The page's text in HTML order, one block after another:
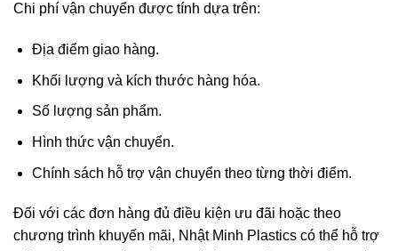
Chi phí vận chuyển được tính dựa trên:
Địa điểm giao hàng.
Khối lượng và kích thước hàng hóa.
Số lượng sản phẩm.
Hình thức vận chuyển.
Chính sách hỗ trợ vận chuyển theo từng thời điểm.
Đối với các đơn hàng đủ điều kiện ưu đãi hoặc theo
chương trình khuyến mãi, Nhật Minh Plastics có thể hỗ trợ